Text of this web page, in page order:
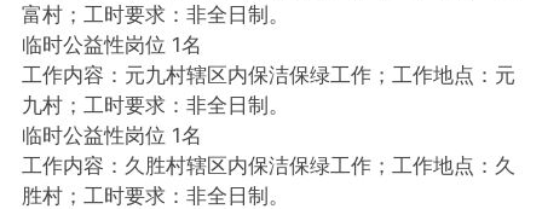
富村；工时要求：非全日制。
临时公益性岗位 1名
工作内容：元九村辖区内保洁保绿工作；工作地点：元
九村；工时要求：非全日制。
临时公益性岗位 1名
工作内容：久胜村辖区内保洁保绿工作；工作地点：久
胜村；工时要求：非全日制。